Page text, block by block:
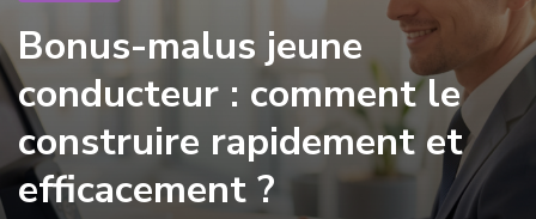
Bonus-malus jeune
conducteur : comment le
construire rapidement et
efficacement ?